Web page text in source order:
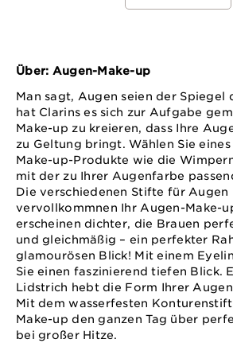
Über: Augen-Make-up
Man sagt, Augen seien der Spiegel
hat Clarins es sich zur Aufgabe
Make-up zu kreieren, dass Ihre
zu Geltung bringt. Wählen Sie
Make-up-Produkte wie die
mit der zu Ihrer Augenfarbe
Die verschiedenen Stifte für Augen
vervollkommnen Ihr Augen-Make-
erscheinen dichter, die Brauen
und gleichmäßig – ein perfekter
glamourösen Blick! Mit einem
Sie einen faszinierend tiefen Blick.
Lidstrich hebt die Form Ihrer
Mit dem wasserfesten
Make-up den ganzen Tag über
bei großer Hitze.